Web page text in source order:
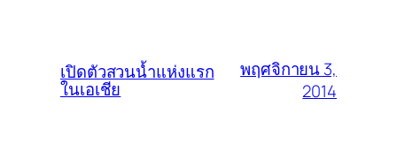
เปิดตัวสวนน้ำแห่งแรก
ในเอเชีย
พฤศจิกายน 3,
2014